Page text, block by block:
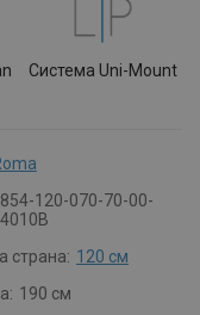
Система Uni-Mount
854-120-070-70-00-
4010B
страна: 120 см
190 см